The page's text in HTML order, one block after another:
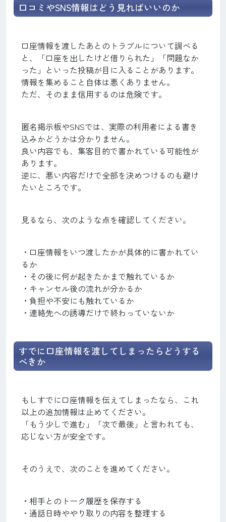
口コミやSNS情報はどう見ればいいのか
口座情報を渡したあとのトラブルについて調べる
と、「口座を出したけど借りられた」「問題なか
った」といった投稿が目に入ることがあります。
情報を集めること自体は悪くありません。
ただ、そのまま信用するのは危険です。
匿名掲示板やSNSでは、実際の利用者による書き
込みかどうかは分かりません。
良い内容でも、集客目的で書かれている可能性が
あります。
逆に、悪い内容だけで全部を決めつけるのも避け
たいところです。
見るなら、次のような点を確認してください。
・口座情報をいつ渡したかが具体的に書かれてい
るか
・その後に何が起きたかまで触れているか
・キャンセル後の流れが分かるか
・負担や不安にも触れているか
・連絡先への誘導だけで終わっていないか
すでに口座情報を渡してしまったらどうする
べきか
もしすでに口座情報を伝えてしまったなら、これ
以上の追加情報は止めてください。
「もう少しで進む」「次で最後」と言われても、
応じない方が安全です。
そのうえで、次のことを進めてください。
・相手とのトーク履歴を保存する
・通話日時ややり取りの内容を整理する